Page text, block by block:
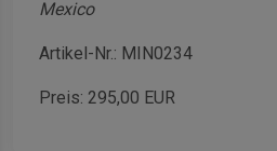
Mexico
Artikel-Nr.: MIN0234
Preis: 295,00 EUR